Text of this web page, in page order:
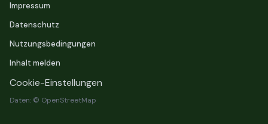
Impressum
Datenschutz
Nutzungsbedingungen
Inhalt melden
Cookie-Einstellungen
Daten: © OpenStreetMap